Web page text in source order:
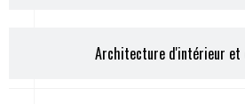
Architecture d'intérieur et